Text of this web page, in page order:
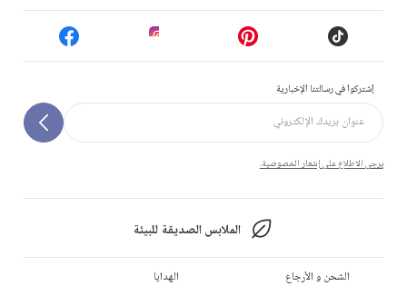
إشتركوا في رسالتنا الإخبارية
يرجى الاطلاع على إشعار الخصوصية.
الملابس الصديقة للبيئة
الشحن و الأرجاع
الهدايا